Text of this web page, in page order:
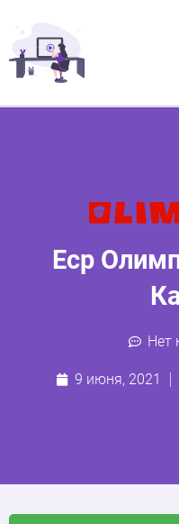
Еср
Нет
9 июня, 2021